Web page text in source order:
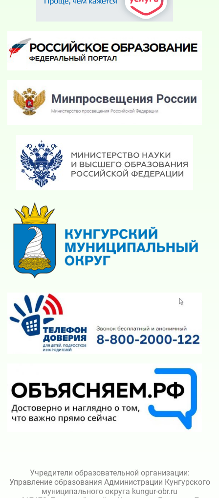
Учредители образовательной организации:
Управление образования Администрации Кунгурского
муниципального округа kungur-obr.ru